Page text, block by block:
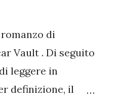
credete? 5.
di
Vault . Di seguito
leggere in
definizione, il